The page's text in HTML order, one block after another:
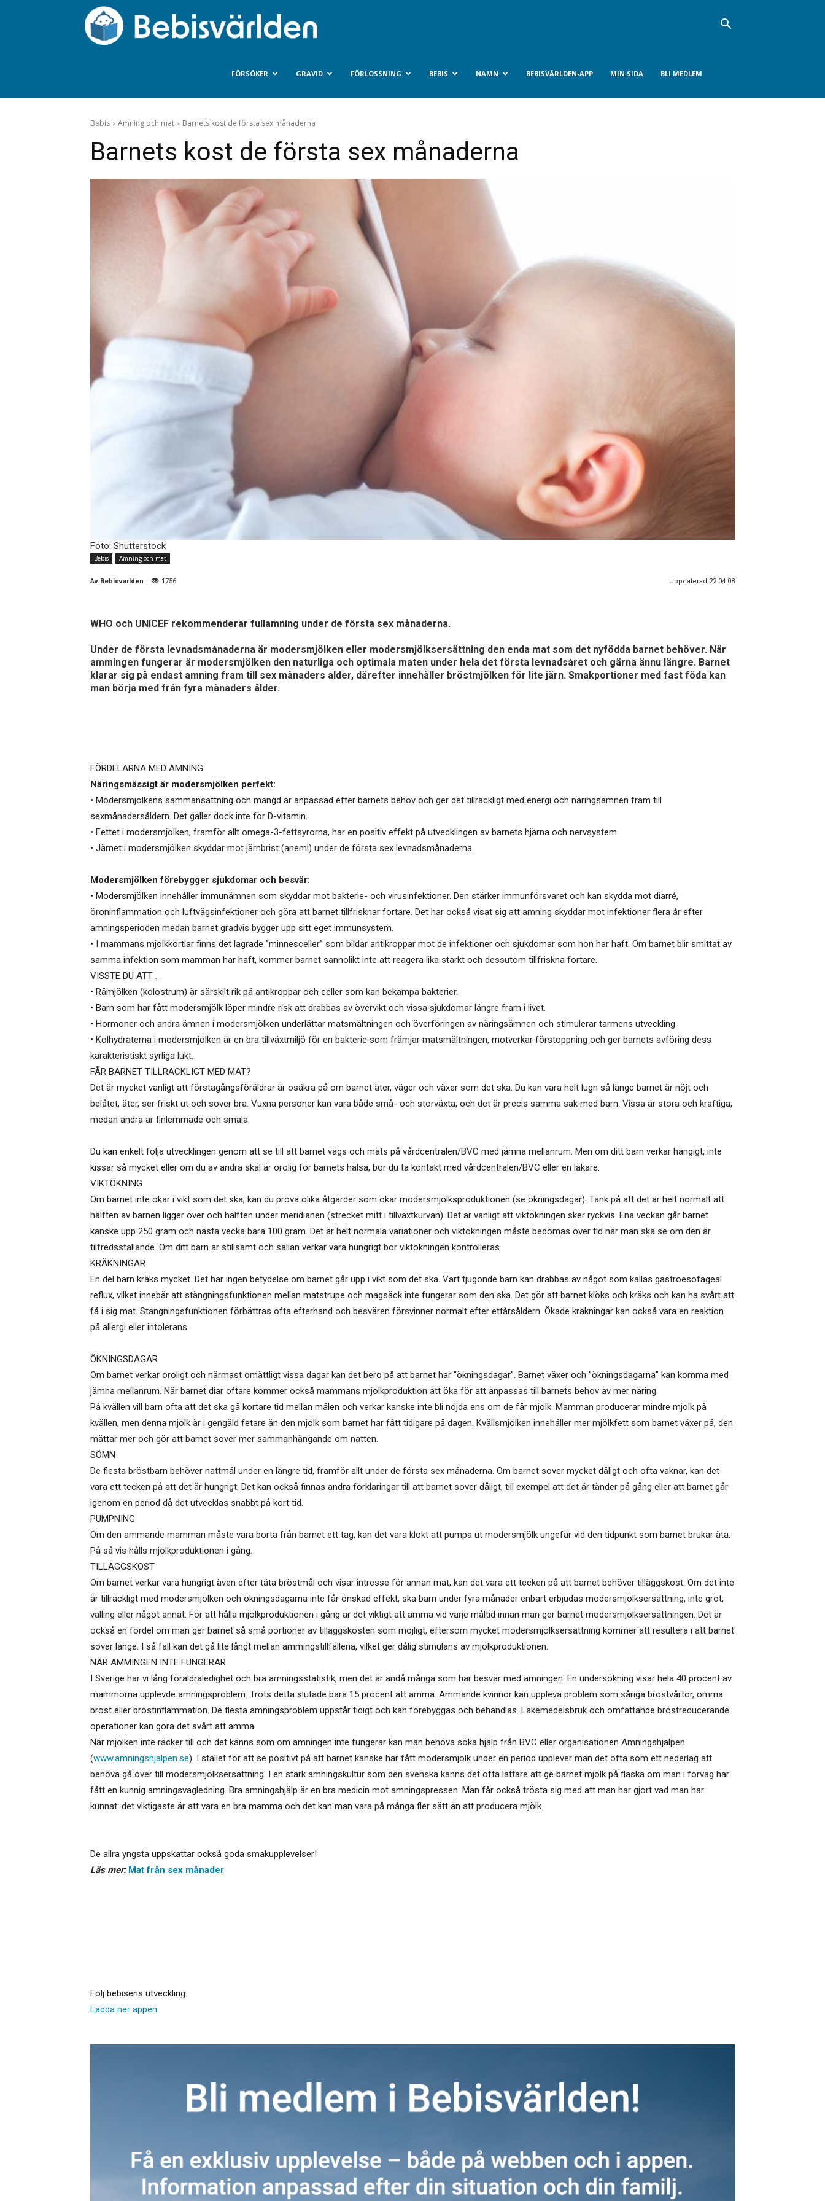
FÖRSÖKER GRAVID FÖRLOSSNING BEBIS NAMN BEBISVÄRLDEN-APP MIN SIDA BLI MEDLEM
Bebis Amning och mat Barnets kost de första sex månaderna
Barnets kost de första sex månaderna
Foto: Shutterstock
Bebis Amning och mat
Av Bebisvarlden 1756 Uppdaterad 22.04.08
WHO och UNICEF rekommenderar fullamning under de första sex månaderna.
Under de första levnadsmånaderna är modersmjölken eller modersmjölksersättning den enda mat som det nyfödda barnet behöver. När
ammingen fungerar är modersmjölken den naturliga och optimala maten under hela det första levnadsåret och gärna ännu längre. Barnet
klarar sig på endast amning fram till sex månaders ålder, därefter innehåller bröstmjölken för lite järn. Smakportioner med fast föda kan
man börja med från fyra månaders ålder.
FÖRDELARNA MED AMNING
Näringsmässigt är modersmjölken perfekt:
• Modersmjölkens sammansättning och mängd är anpassad efter barnets behov och ger det tillräckligt med energi och näringsämnen fram till
sexmånadersåldern. Det gäller dock inte för D-vitamin.
• Fettet i modersmjölken, framför allt omega-3-fettsyrorna, har en positiv effekt på utvecklingen av barnets hjärna och nervsystem.
• Järnet i modersmjölken skyddar mot järnbrist (anemi) under de första sex levnadsmånaderna.
Modersmjölken förebygger sjukdomar och besvär:
• Modersmjölken innehåller immunämnen som skyddar mot bakterie- och virusinfektioner. Den stärker immunförsvaret och kan skydda mot diarré,
öroninflammation och luftvägsinfektioner och göra att barnet tillfrisknar fortare. Det har också visat sig att amning skyddar mot infektioner flera år efter
amningsperioden medan barnet gradvis bygger upp sitt eget immunsystem.
• I mammans mjölkkörtlar finns det lagrade ”minnesceller” som bildar antikroppar mot de infektioner och sjukdomar som hon har haft. Om barnet blir smittat av
samma infektion som mamman har haft, kommer barnet sannolikt inte att reagera lika starkt och dessutom tillfriskna fortare.
VISSTE DU ATT …
• Råmjölken (kolostrum) är särskilt rik på antikroppar och celler som kan bekämpa bakterier.
• Barn som har fått modersmjölk löper mindre risk att drabbas av övervikt och vissa sjukdomar längre fram i livet.
• Hormoner och andra ämnen i modersmjölken underlättar matsmältningen och överföringen av näringsämnen och stimulerar tarmens utveckling.
• Kolhydraterna i modersmjölken är en bra tillväxtmiljö för en bakterie som främjar matsmältningen, motverkar förstoppning och ger barnets avföring dess
karakteristiskt syrliga lukt.
FÅR BARNET TILLRÄCKLIGT MED MAT?
Det är mycket vanligt att förstagångsföräldrar är osäkra på om barnet äter, väger och växer som det ska. Du kan vara helt lugn så länge barnet är nöjt och
belåtet, äter, ser friskt ut och sover bra. Vuxna personer kan vara både små- och storväxta, och det är precis samma sak med barn. Vissa är stora och kraftiga,
medan andra är finlemmade och smala.
Du kan enkelt följa utvecklingen genom att se till att barnet vägs och mäts på vårdcentralen/BVC med jämna mellanrum. Men om ditt barn verkar hängigt, inte
kissar så mycket eller om du av andra skäl är orolig för barnets hälsa, bör du ta kontakt med vårdcentralen/BVC eller en läkare.
VIKTÖKNING
Om barnet inte ökar i vikt som det ska, kan du pröva olika åtgärder som ökar modersmjölksproduktionen (se ökningsdagar). Tänk på att det är helt normalt att
hälften av barnen ligger över och hälften under meridianen (strecket mitt i tillväxtkurvan). Det är vanligt att viktökningen sker ryckvis. Ena veckan går barnet
kanske upp 250 gram och nästa vecka bara 100 gram. Det är helt normala variationer och viktökningen måste bedömas över tid när man ska se om den är
tilfredsställande. Om ditt barn är stillsamt och sällan verkar vara hungrigt bör viktökningen kontrolleras.
KRÄKNINGAR
En del barn kräks mycket. Det har ingen betydelse om barnet går upp i vikt som det ska. Vart tjugonde barn kan drabbas av något som kallas gastroesofageal
reflux, vilket innebär att stängningsfunktionen mellan matstrupe och magsäck inte fungerar som den ska. Det gör att barnet klöks och kräks och kan ha svårt att
få i sig mat. Stängningsfunktionen förbättras ofta efterhand och besvären försvinner normalt efter ettårsåldern. Ökade kräkningar kan också vara en reaktion
på allergi eller intolerans.
ÖKNINGSDAGAR
Om barnet verkar oroligt och närmast omättligt vissa dagar kan det bero på att barnet har ”ökningsdagar”. Barnet växer och ”ökningsdagarna” kan komma med
jämna mellanrum. När barnet diar oftare kommer också mammans mjölkproduktion att öka för att anpassas till barnets behov av mer näring.
På kvällen vill barn ofta att det ska gå kortare tid mellan målen och verkar kanske inte bli nöjda ens om de får mjölk. Mamman producerar mindre mjölk på
kvällen, men denna mjölk är i gengäld fetare än den mjölk som barnet har fått tidigare på dagen. Kvällsmjölken innehåller mer mjölkfett som barnet växer på, den
mättar mer och gör att barnet sover mer sammanhängande om natten.
SÖMN
De flesta bröstbarn behöver nattmål under en längre tid, framför allt under de första sex månaderna. Om barnet sover mycket dåligt och ofta vaknar, kan det
vara ett tecken på att det är hungrigt. Det kan också finnas andra förklaringar till att barnet sover dåligt, till exempel att det är tänder på gång eller att barnet går
igenom en period då det utvecklas snabbt på kort tid.
PUMPNING
Om den ammande mamman måste vara borta från barnet ett tag, kan det vara klokt att pumpa ut modersmjölk ungefär vid den tidpunkt som barnet brukar äta.
På så vis hålls mjölkproduktionen i gång.
TILLÄGGSKOST
Om barnet verkar vara hungrigt även efter täta bröstmål och visar intresse för annan mat, kan det vara ett tecken på att barnet behöver tilläggskost. Om det inte
är tillräckligt med modersmjölken och ökningsdagarna inte får önskad effekt, ska barn under fyra månader enbart erbjudas modersmjölksersättning, inte gröt,
välling eller något annat. För att hålla mjölkproduktionen i gång är det viktigt att amma vid varje måltid innan man ger barnet modersmjölksersättningen. Det är
också en fördel om man ger barnet så små portioner av tilläggskosten som möjligt, eftersom mycket modersmjölksersättning kommer att resultera i att barnet
sover länge. I så fall kan det gå lite långt mellan ammingstillfällena, vilket ger dålig stimulans av mjölkproduktionen.
NÄR AMMINGEN INTE FUNGERAR
I Sverige har vi lång föräldraledighet och bra amningsstatistik, men det är ändå många som har besvär med amningen. En undersökning visar hela 40 procent av
mammorna upplevde amningsproblem. Trots detta slutade bara 15 procent att amma. Ammande kvinnor kan uppleva problem som såriga bröstvårtor, ömma
bröst eller bröstinflammation. De flesta amningsproblem uppstår tidigt och kan förebyggas och behandlas. Läkemedelsbruk och omfattande bröstreducerande
operationer kan göra det svårt att amma.
När mjölken inte räcker till och det känns som om amningen inte fungerar kan man behöva söka hjälp från BVC eller organisationen Amningshjälpen
(www.amningshjalpen.se). I stället för att se positivt på att barnet kanske har fått modersmjölk under en period upplever man det ofta som ett nederlag att
behöva gå över till modersmjölksersättning. I en stark amningskultur som den svenska känns det ofta lättare att ge barnet mjölk på flaska om man i förväg har
fått en kunnig amningsvägledning. Bra amningshjälp är en bra medicin mot amningspressen. Man får också trösta sig med att man har gjort vad man har
kunnat: det viktigaste är att vara en bra mamma och det kan man vara på många fler sätt än att producera mjölk.
De allra yngsta uppskattar också goda smakupplevelser!
Läs mer: Mat från sex månader
Följ bebisens utveckling:
Ladda ner appen